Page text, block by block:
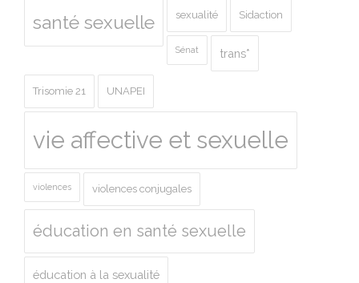
santé sexuelle sexualité Sidaction
Sénat trans*
Trisomie 21 UNAPEI
vie affective et sexuelle
violences violences conjugales
éducation en santé sexuelle
éducation à la sexualité